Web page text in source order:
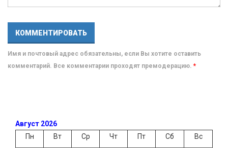
Имя и почтовый адрес обязательны, если Вы хотите оставить
комментарий. Все комментарии проходят премодерацию. *
Август 2026
Пн
Вт Ср Чт Пт Сб Вс